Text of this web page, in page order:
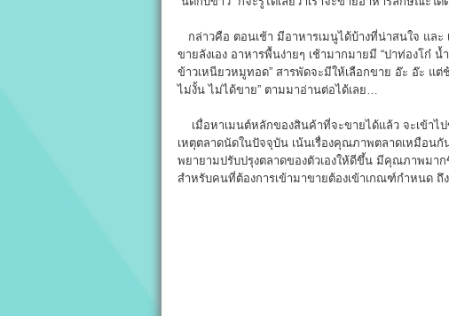
กล่าวคือ ตอนเช้า มีอาหารเมนูได้บ้างที่น่าสนใจ และ
ขายลังเอง อาหารพื้นง่ายๆ เช้ามากมายมี “ปาท่องโก๋
ข้าวเหนียวหมูทอด” สารพัดจะมีให้เลือกขาย อ๊ะ อ๊ะ แ
ไม่งั้น ไม่ได้ขาย” ตามมาอ่านต่อได้เลย…
เมื่อหาเมนต์หลักของสินค้าที่จะขายได้แล้ว จะเข้าไ
เหตุตลาดนัดในปัจจุบัน เน้นเรื่องคุณภาพตลาดเหมือน
พยายามปรับปรุงตลาดของตัวเองให้ดีขึ้น มีคุณภาพม
สำหรับคนที่ต้องการเข้ามาขายต้องเข้าเกณฑ์กำหนด ถึ